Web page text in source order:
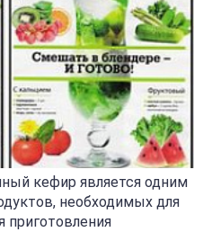
кефир является одним
необходимых для
приготовления